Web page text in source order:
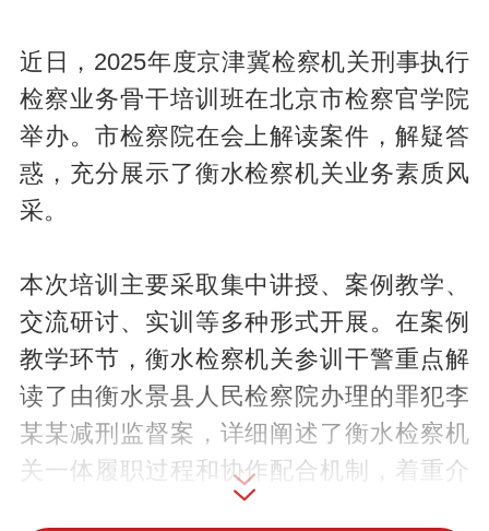
近日，2025年度京津冀检察机关刑事执行
检察业务骨干培训班在北京市检察官学院
举办。市检察院在会上解读案件，解疑答
惑，充分展示了衡水检察机关业务素质风
采。
本次培训主要采取集中讲授、案例教学、
交流研讨、实训等多种形式开展。在案例
教学环节，衡水检察机关参训干警重点解
读了由衡水景县人民检察院办理的罪犯李
某某减刑监督案，详细阐述了衡水检察机
关一体履职过程和协作配合机制，着重介
绍了案例的典型意义，剖析案例核心要